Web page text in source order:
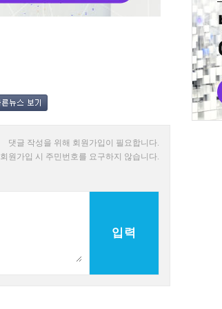
댓글 작성을 위해 회원가입이 필요합니다.
회원가입 시 주민번호를 요구하지 않습니다.
입력